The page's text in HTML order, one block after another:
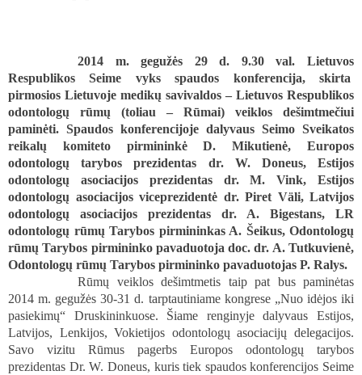
2014 m. gegužės 29 d. 9.30 val. Lietuvos
Respublikos Seime vyks spaudos konferencija, skirta
pirmosios Lietuvoje medikų savivaldos – Lietuvos Respublikos
odontologų rūmų (toliau – Rūmai) veiklos dešimtmečiui
paminėti. Spaudos konferencijoje dalyvaus Seimo Sveikatos
reikalų komiteto pirmininkė D. Mikutienė, Europos
odontologų tarybos prezidentas
dr. W. Doneus,
Estijos
odontologų asociacijos prezidentas dr. M. Vink, Estijos
odontologų asociacijos viceprezidentė dr. Piret Väli, Latvijos
odontologų asociacijos prezidentas dr. A. Bigestans, LR
odontologų rūmų Tarybos pirmininkas A. Šeikus, Odontologų
rūmų Tarybos pirmininko pavaduotoja doc. dr. A. Tutkuvienė,
Odontologų rūmų Tarybos pirmininko pavaduotojas P. Ralys.
Rūmų veiklos dešimtmetis taip pat bus paminėtas
2014 m. gegužės 30-31 d. tarptautiniame kongrese „Nuo idėjos iki
pasiekimų“ Druskininkuose. Šiame renginyje dalyvaus Estijos,
Latvijos, Lenkijos, Vokietijos odontologų asociacijų delegacijos.
Savo vizitu Rūmus pagerbs Europos odontologų tarybos
prezidentas Dr. W. Doneus, kuris tiek spaudos konferencijos Seime